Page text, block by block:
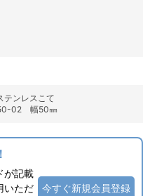
テンレスこて
02 幅50㎜
が記載
いただ
今すぐ新規会員登録